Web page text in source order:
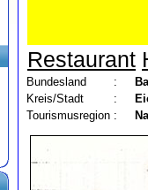
Restaurant
Bundesland :
Kreis/Stadt
:
Tourismusregion :